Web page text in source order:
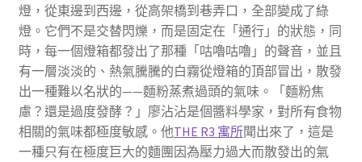
燈，從東邊到西邊，從高架橋到巷弄口，全部變成了綠
燈。它們不是交替閃爍，而是固定在「通行」的狀態，同
時，每一個燈箱都發出了那種「咕嚕咕嚕」的聲音，並且
有一層淡淡的、熱氣騰騰的白霧從燈箱的頂部冒出，散發
出一種難以名狀的——麵粉蒸煮過頭的氣味。「麵粉焦
慮？還是過度發酵？」廖沾沾是個醬料學家，對所有食物
相關的氣味都極度敏感。他THE R3 寓所聞出來了，這是
一種只有在極度巨大的麵團因為壓力過大而散發出的氣